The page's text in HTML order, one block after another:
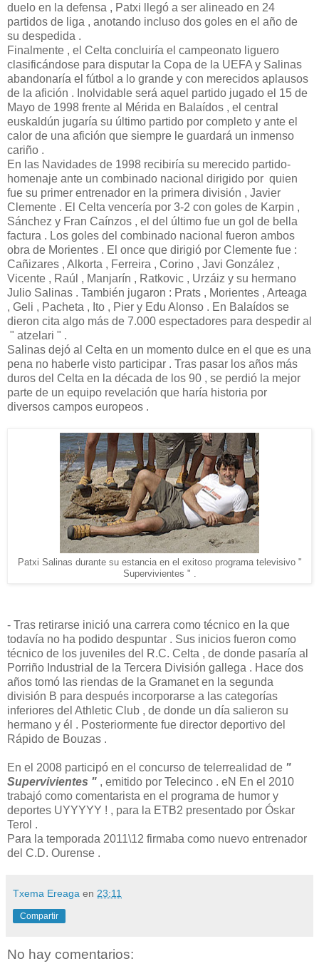
duelo en la defensa , Patxi llegó a ser alineado en 24
partidos de liga , anotando incluso dos goles en el año de
su despedida .
Finalmente , el Celta concluiría el campeonato liguero
clasificándose para disputar la Copa de la UEFA y Salinas
abandonaría el fútbol a lo grande y con merecidos aplausos
de la afición . Inolvidable será aquel partido jugado el 15 de
Mayo de 1998 frente al Mérida en Balaídos , el central
euskaldún jugaría su último partido por completo y ante el
calor de una afición que siempre le guardará un inmenso
cariño .
En las Navidades de 1998 recibiría su merecido partido-
homenaje ante un combinado nacional dirigido por quien
fue su primer entrenador en la primera división , Javier
Clemente . El Celta vencería por 3-2 con goles de Karpin ,
Sánchez y Fran Caínzos , el del último fue un gol de bella
factura . Los goles del combinado nacional fueron ambos
obra de Morientes . El once que dirigió por Clemente fue :
Cañizares , Alkorta , Ferreira , Corino , Javi González ,
Vicente , Raúl , Manjarín , Ratkovic , Urzáiz y su hermano
Julio Salinas . También jugaron : Prats , Morientes , Arteaga
, Geli , Pacheta , Ito , Pier y Edu Alonso . En Balaídos se
dieron cita algo más de 7.000 espectadores para despedir al
" atzelari " .
Salinas dejó al Celta en un momento dulce en el que es una
pena no haberle visto participar . Tras pasar los años más
duros del Celta en la década de los 90 , se perdió la mejor
parte de un equipo revelación que haría historia por
diversos campos europeos .
Patxi Salinas durante su estancia en el exitoso programa televisivo "
Supervivientes " .
- Tras retirarse inició una carrera como técnico en la que
todavía no ha podido despuntar . Sus inicios fueron como
técnico de los juveniles del R.C. Celta , de donde pasaría al
Porriño Industrial de la Tercera División gallega . Hace dos
años tomó las riendas de la Gramanet en la segunda
división B para después incorporarse a las categorías
inferiores del Athletic Club , de donde un día salieron su
hermano y él . Posteriormente fue director deportivo del
Rápido de Bouzas .
En el 2008 participó en el concurso de telerrealidad de "
Supervivientes " , emitido por Telecinco . eN En el 2010
trabajó como comentarista en el programa de humor y
deportes UYYYYY ! , para la ETB2 presentado por Óskar
Terol .
Para la temporada 2011\12 firmaba como nuevo entrenador
del C.D. Ourense .
Txema Ereaga en 23:11
Compartir
No hay comentarios: